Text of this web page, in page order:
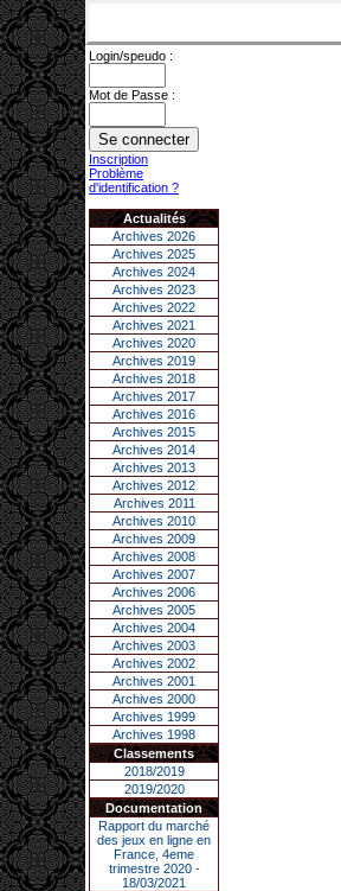
Login/speudo :
Mot de Passe :
Inscription
Problème
d'identification ?
Actualités
Archives 2026
Archives 2025
Archives 2024
Archives 2023
Archives 2022
Archives 2021
Archives 2020
Archives 2019
Archives 2018
Archives 2017
Archives 2016
Archives 2015
Archives 2014
Archives 2013
Archives 2012
Archives 2011
Archives 2010
Archives 2009
Archives 2008
Archives 2007
Archives 2006
Archives 2005
Archives 2004
Archives 2003
Archives 2002
Archives 2001
Archives 2000
Archives 1999
Archives 1998
Classements
2018/2019
2019/2020
Documentation
Rapport du marché
des jeux en ligne en
France, 4eme
trimestre 2020 -
18/03/2021